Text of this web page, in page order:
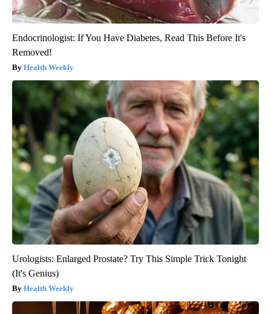
Endocrinologist: If You Have Diabetes, Read This Before It's
Removed!
Health Weekly
Urologists: Enlarged Prostate? Try This Simple Trick Tonight
(It's Genius)
Health Weekly